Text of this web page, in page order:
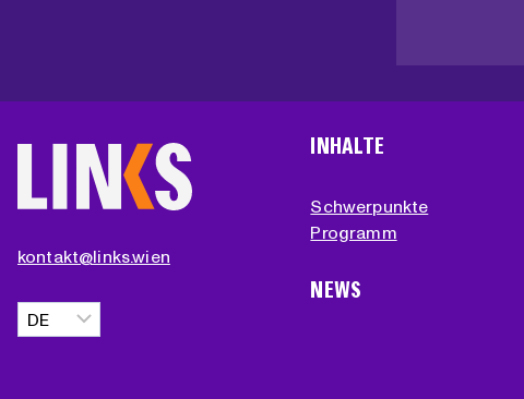
kontakt@links.wien
Sprache
auswählen
INHALTE
Schwerpunkte
Programm
NEWS